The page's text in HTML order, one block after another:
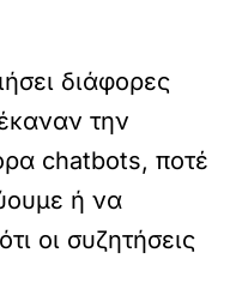
διάφορες
την
chatbots, ποτέ
ή να
οι συζητήσεις